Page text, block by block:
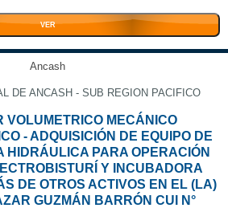
VER
Ancash
DE ANCASH - SUB REGION PACIFICO
VOLUMETRICO MECÁNICO
- ADQUISICIÓN DE EQUIPO DE
HIDRÁULICA PARA OPERACIÓN
Y INCUBADORA
DE OTROS ACTIVOS EN EL (LA)
GUZMÁN BARRÓN CUI N°